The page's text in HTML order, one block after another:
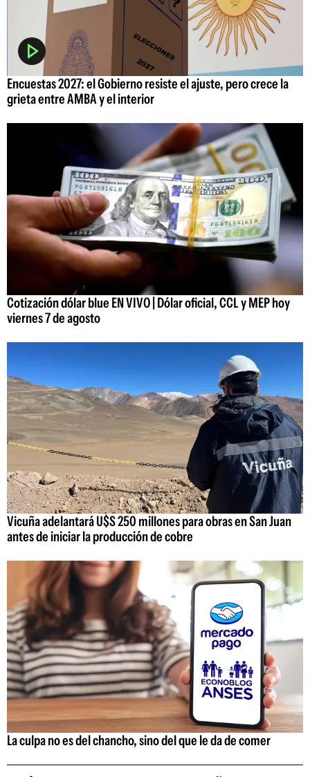
Encuestas 2027: el Gobierno resiste el ajuste, pero crece la
grieta entre AMBA y el interior
Cotización dólar blue EN VIVO | Dólar oficial, CCL y MEP hoy
viernes 7 de agosto
Vicuña adelantará U$S 250 millones para obras en San Juan
antes de iniciar la producción de cobre
La culpa no es del chancho, sino del que le da de comer